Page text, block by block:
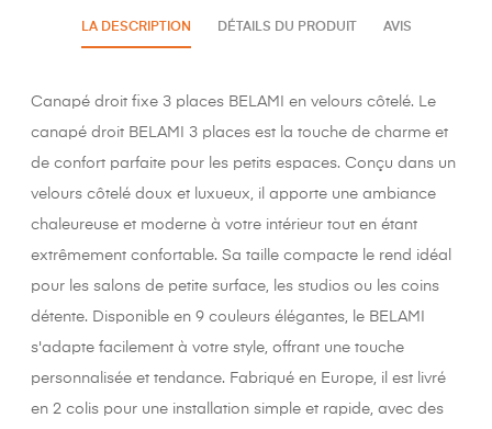
LA DESCRIPTION DÉTAILS DU PRODUIT AVIS
Canapé droit fixe 3 places BELAMI en velours côtelé. Le
canapé droit BELAMI 3 places est la touche de charme et
de confort parfaite pour les petits espaces. Conçu dans un
velours côtelé doux et luxueux, il apporte une ambiance
chaleureuse et moderne à votre intérieur tout en étant
extrêmement confortable. Sa taille compacte le rend idéal
pour les salons de petite surface, les studios ou les coins
détente. Disponible en 9 couleurs élégantes, le BELAMI
s'adapte facilement à votre style, offrant une touche
personnalisée et tendance. Fabriqué en Europe, il est livré
en 2 colis pour une installation simple et rapide, avec des